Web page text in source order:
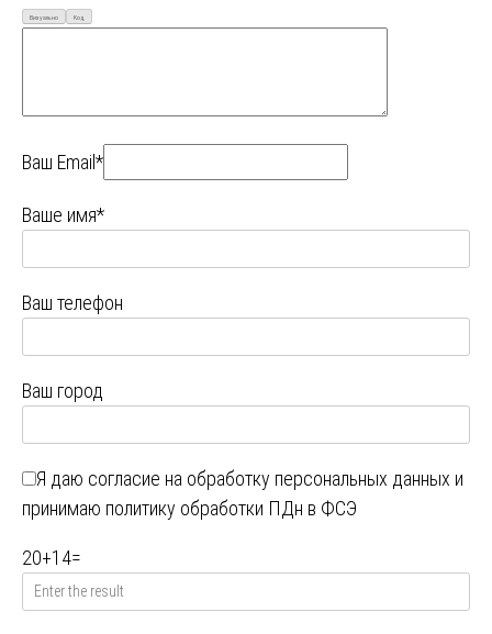
Визуально Код
Ваш Email*
Ваше имя*
Ваш телефон
Ваш город
Я даю согласие на обработку персональных данных и
принимаю политику обработки ПДн в ФСЭ
20+14=